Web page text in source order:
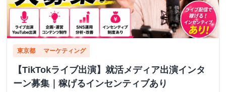
東京都 マーケティング
【TikTokライブ出演】就活メディア出演インタ
ーン募集｜稼げるインセンティブあり